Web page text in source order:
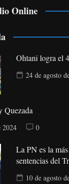
Online
Ohtani logra el
24 de agosto
Quezada
2024 0
La PN es la
sentencias del
10 de agosto